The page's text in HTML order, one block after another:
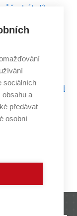
být díky
okem kamery
kavitace a
od pesticidů i
pomůže
chtějí
soutěži
sociálních
obsahu a
předávat
osobní